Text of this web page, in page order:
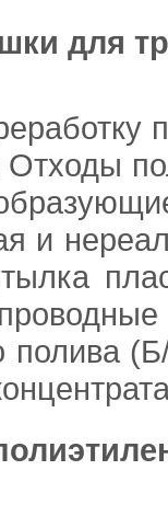
для
Отходы
и
полива